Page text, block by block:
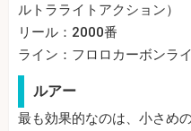
ルトラライトアクション）
リール：2000番
ライン：フロロカーボンラ
ルアー
最も効果的なのは、小さめ